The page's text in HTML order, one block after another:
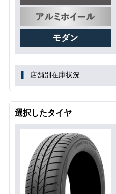
店舗別在庫状況
選択したタイヤ